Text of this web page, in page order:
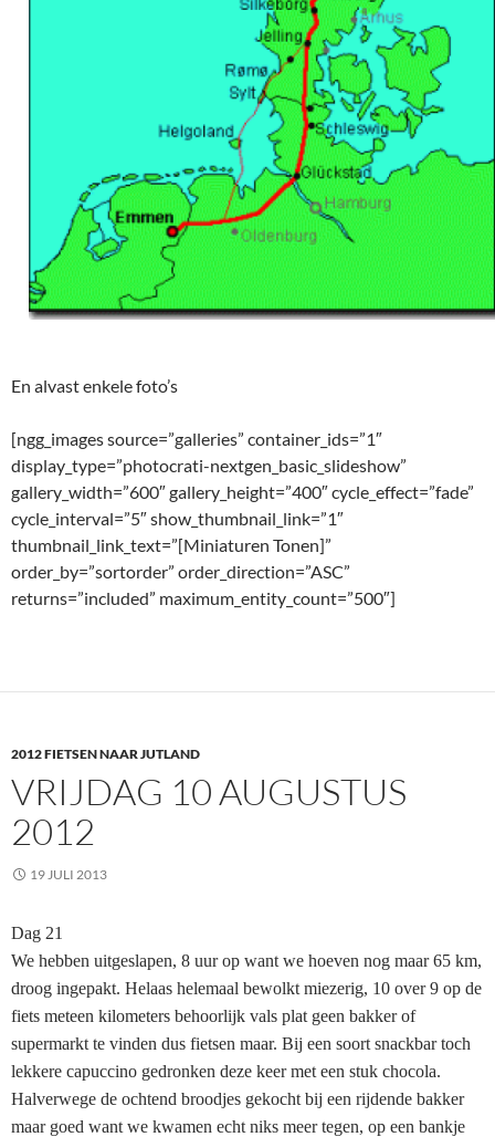
En alvast enkele foto’s
[ngg_images source=”galleries” container_ids=”1″
display_type=”photocrati-nextgen_basic_slideshow”
gallery_width=”600″ gallery_height=”400″ cycle_effect=”fade”
cycle_interval=”5″ show_thumbnail_link=”1″
thumbnail_link_text=”[Miniaturen Tonen]”
order_by=”sortorder” order_direction=”ASC”
returns=”included” maximum_entity_count=”500″]
2012 FIETSEN NAAR JUTLAND
VRIJDAG 10 AUGUSTUS
2012
19 JULI 2013
Dag 21
We hebben uitgeslapen, 8 uur op want we hoeven nog maar 65 km,
droog ingepakt. Helaas helemaal bewolkt miezerig, 10 over 9 op de
fiets meteen kilometers behoorlijk vals plat geen bakker of
supermarkt te vinden dus fietsen maar. Bij een soort snackbar toch
lekkere capuccino gedronken deze keer met een stuk chocola.
Halverwege de ochtend broodjes gekocht bij een rijdende bakker
maar goed want we kwamen echt niks meer tegen, op een bankje